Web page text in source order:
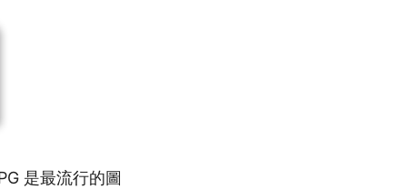
是最流行的圖